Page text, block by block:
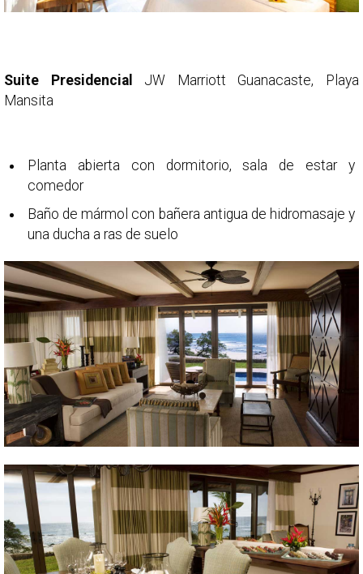
Suite Presidencial JW Marriott Guanacaste, Playa
Mansita
Planta abierta con dormitorio, sala de estar y
comedor
Baño de mármol con bañera antigua de hidromasaje y
una ducha a ras de suelo